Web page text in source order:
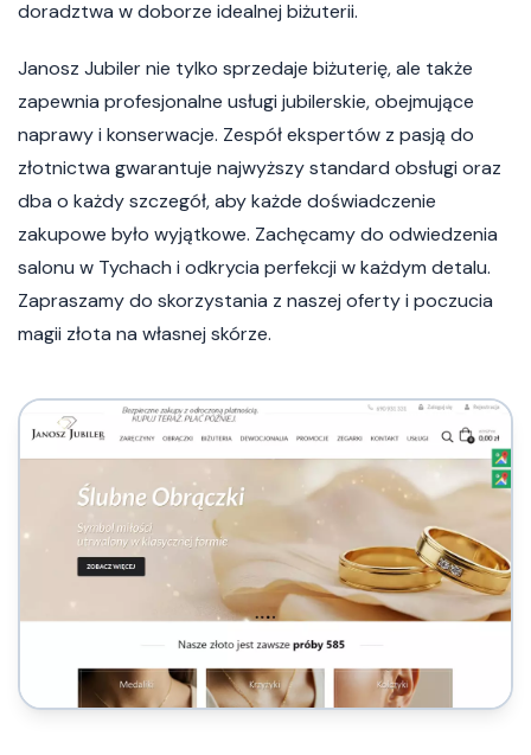
doradztwa w doborze idealnej biżuterii.
Janosz Jubiler nie tylko sprzedaje biżuterię, ale także
zapewnia profesjonalne usługi jubilerskie, obejmujące
naprawy i konserwacje. Zespół ekspertów z pasją do
złotnictwa gwarantuje najwyższy standard obsługi oraz
dba o każdy szczegół, aby każde doświadczenie
zakupowe było wyjątkowe. Zachęcamy do odwiedzenia
salonu w Tychach i odkrycia perfekcji w każdym detalu.
Zapraszamy do skorzystania z naszej oferty i poczucia
magii złota na własnej skórze.